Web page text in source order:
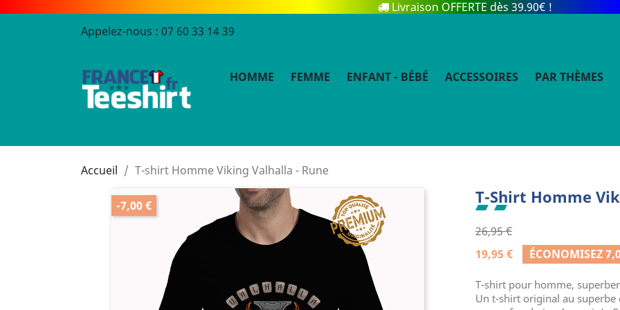
Livraison OFFERTE dès 39.90€ !
Appelez-nous : 07 60 33 14 39
HOMME FEMME ENFANT - BÉBÉ ACCESSOIRES PAR THÈMES
Accueil T-shirt Homme Viking Valhalla - Rune
-7,00 € T-Shirt Homme
26,95 €
19,95 €
ÉCONOMISEZ
T-shirt pour homme,
Un t-shirt original au